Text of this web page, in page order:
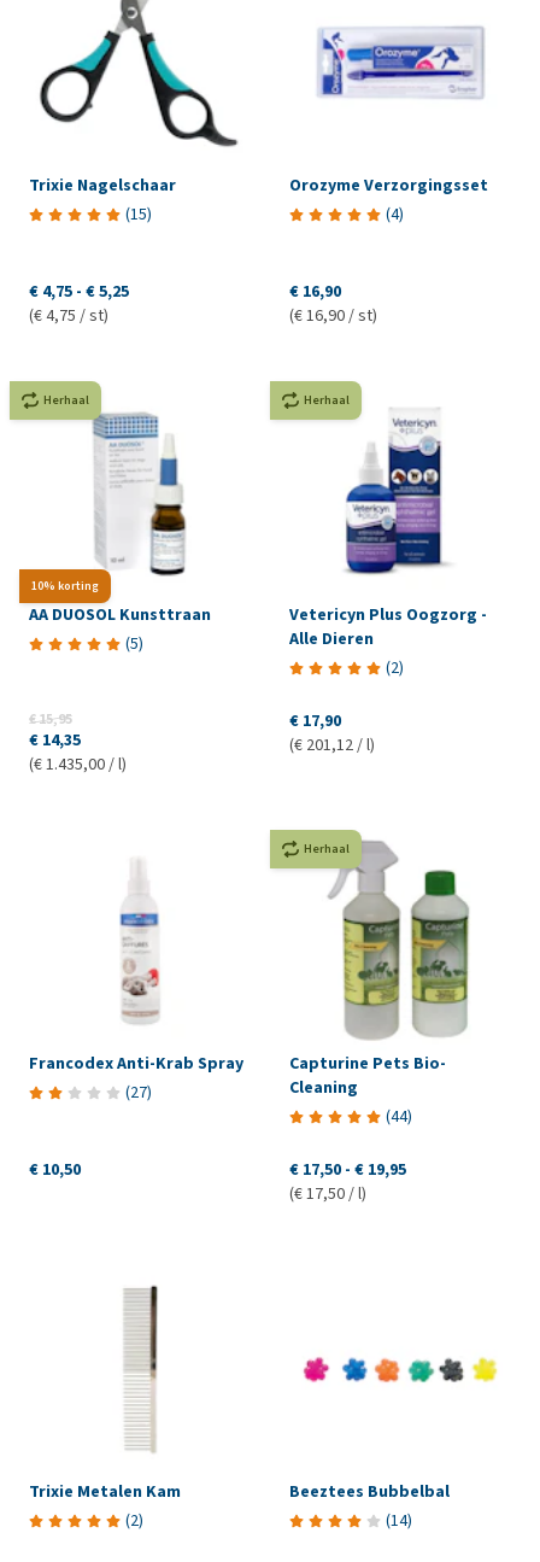
Trixie Nagelschaar
(15)
€ 4,75 - € 5,25
(€ 4,75 / st)
Orozyme Verzorgingsset
(4)
€ 16,90
(€ 16,90 / st)
10% korting
Herhaal
AA DUOSOL Kunsttraan
(5)
€ 15,95
€ 14,35
(€ 1.435,00 / l)
Herhaal
Vetericyn Plus Oogzorg -
Alle Dieren
(2)
€ 17,90
(€ 201,12 / l)
Francodex Anti-Krab Spray
(27)
€ 10,50
Herhaal
Capturine Pets Bio-
Cleaning
(44)
€ 17,50 - € 19,95
(€ 17,50 / l)
Trixie Metalen Kam
(2)
Beeztees Bubbelbal
(14)